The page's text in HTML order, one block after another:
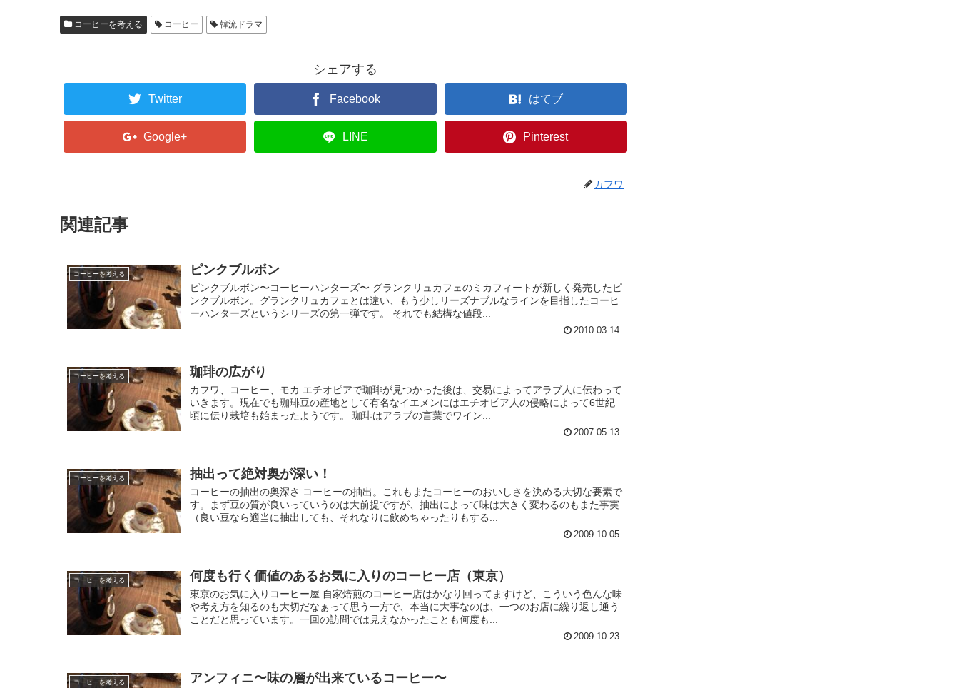
コーヒーを考える コーヒー 韓流ドラマ
シェアする
Twitter Facebook はてブ
Google+ LINE Pinterest
カフワ
関連記事
コーヒーを考える ピンクブルボン
ピンクブルボン〜コーヒーハンターズ〜 グランクリュカフェのミカフィートが新しく発売したピ
ンクブルボン。グランクリュカフェとは違い、もう少しリーズナブルなラインを目指したコーヒ
ーハンターズというシリーズの第一弾です。 それでも結構な値段...
2010.03.14
コーヒーを考える 珈琲の広がり
カフワ、コーヒー、モカ エチオピアで珈琲が見つかった後は、交易によってアラブ人に伝わって
いきます。現在でも珈琲豆の産地として有名なイエメンにはエチオピア人の侵略によって6世紀
頃に伝り栽培も始まったようです。 珈琲はアラブの言葉でワイン...
2007.05.13
コーヒーを考える 抽出って絶対奥が深い！
コーヒーの抽出の奥深さ コーヒーの抽出。これもまたコーヒーのおいしさを決める大切な要素で
す。まず豆の質が良いっていうのは大前提ですが、抽出によって味は大きく変わるのもまた事実
（良い豆なら適当に抽出しても、それなりに飲めちゃったりもする...
2009.10.05
コーヒーを考える 何度も行く価値のあるお気に入りのコーヒー店（東京）
東京のお気に入りコーヒー屋 自家焙煎のコーヒー店はかなり回ってますけど、こういう色んな味
や考え方を知るのも大切だなぁって思う一方で、本当に大事なのは、一つのお店に繰り返し通う
ことだと思っています。一回の訪問では見えなかったことも何度も...
2009.10.23
コーヒーを考える アンフィニ〜味の層が出来ているコーヒー〜